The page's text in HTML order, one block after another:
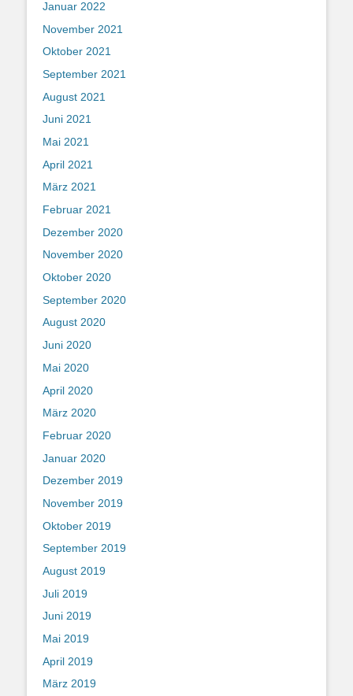
Januar 2022
November 2021
Oktober 2021
September 2021
August 2021
Juni 2021
Mai 2021
April 2021
März 2021
Februar 2021
Dezember 2020
November 2020
Oktober 2020
September 2020
August 2020
Juni 2020
Mai 2020
April 2020
März 2020
Februar 2020
Januar 2020
Dezember 2019
November 2019
Oktober 2019
September 2019
August 2019
Juli 2019
Juni 2019
Mai 2019
April 2019
März 2019